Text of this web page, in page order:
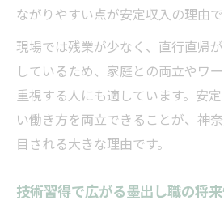
ながりやすい点が安定収入の理由で
現場では残業が少なく、直行直帰
しているため、家庭との両立やワ
重視する人にも適しています。安
い働き方を両立できることが、神
目される大きな理由です。
技術習得で広がる墨出し職の将